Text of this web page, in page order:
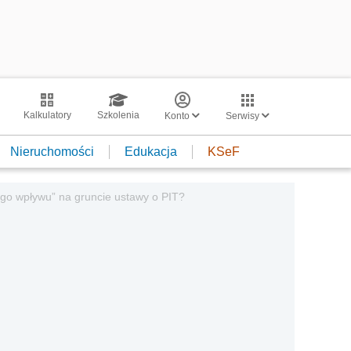
Kalkulatory Szkolenia Konto Serwisy
Nieruchomości Edukacja KSeF
wpływu” na gruncie ustawy o PIT?